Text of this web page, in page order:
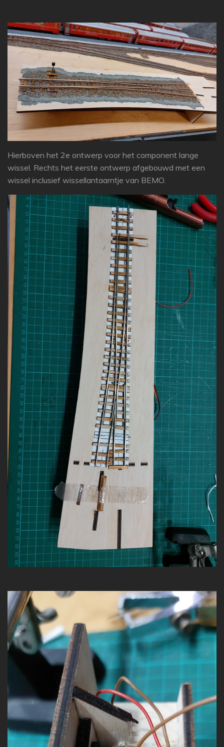
Hierboven het 2e ontwerp voor het component lange
wissel. Rechts het eerste ontwerp afgebouwd met een
wissel inclusief wissellantaarntje van BEMO.